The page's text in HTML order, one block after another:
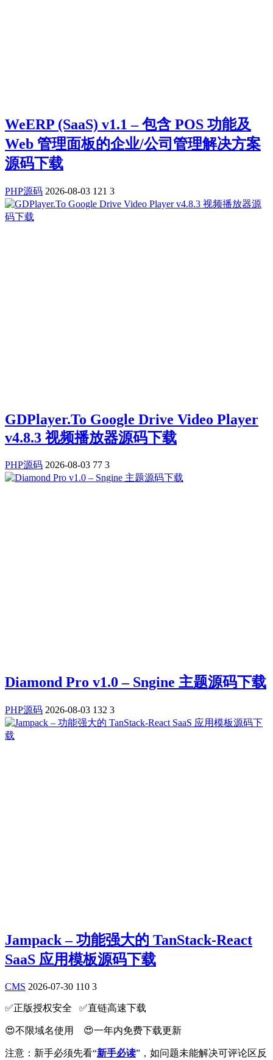
WeERP (SaaS) v1.1 – 包含 POS 功能及
Web 管理面板的企业/公司管理解决方案
源码下载
PHP源码 2026-08-03 121 3
GDPlayer.To Google Drive Video Player
v4.8.3 视频播放器源码下载
PHP源码 2026-08-03 77 3
Diamond Pro v1.0 – Sngine 主题源码下载
PHP源码 2026-08-03 132 3
Jampack – 功能强大的 TanStack-React
SaaS 应用模板源码下载
CMS 2026-07-30 110 3
✅️正版授权安全 ✅️直链高速下载
😍不限域名使用 😍一年内免费下载更新
注意：新手必须先看“新手必读”，如问题未能解决可评论区反